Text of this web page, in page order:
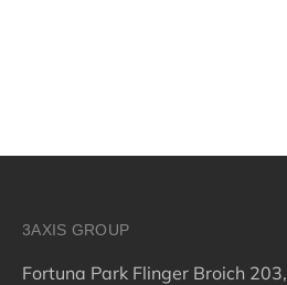
3AXIS GROUP
Fortuna Park Flinger Broich 203,